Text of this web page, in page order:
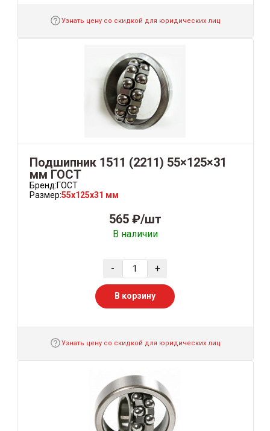
Узнать цену со скидкой для юридических лиц
Подшипник 1511 (2211) 55×125×31
мм ГОСТ
Бренд:ГОСТ
Размер:55x125x31 мм
565 ₽/шт
В наличии
- +
В корзину
Узнать цену со скидкой для юридических лиц